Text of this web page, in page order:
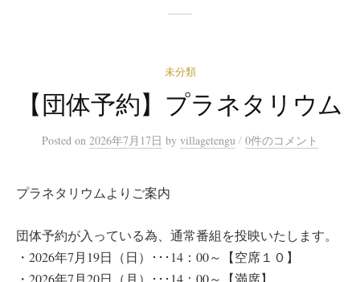
未分類
【団体予約】プラネタリウム
Posted on 2026年7月17日 by villagetengu / 0件のコメント
プラネタリウムよりご案内
団体予約が入っている為、通常番組を投映いたします。
・2026年7月19日（日）･･･14：00～【空席１０】
・2026年7月20日（月）･･･14：00～【満席】